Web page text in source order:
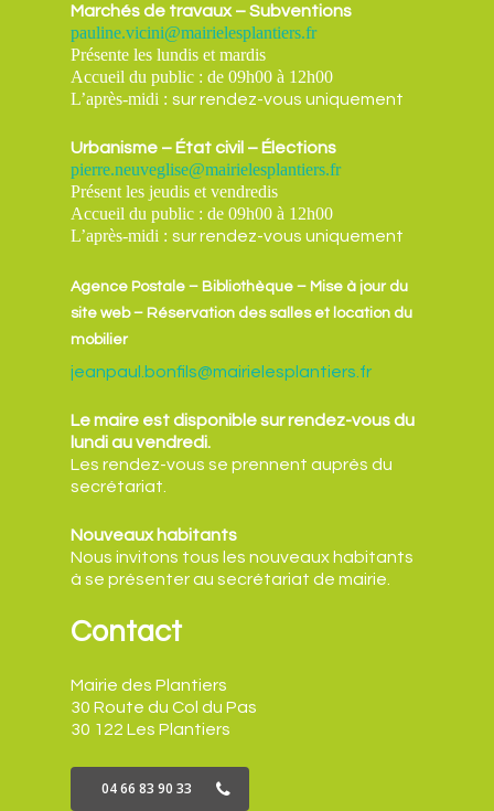
Marchés de travaux – Subventions
pauline.vicini@mairielesplantiers.fr
Présente les lundis et mardis
Accueil du public : de 09h00 à 12h00
L’après-midi :sur rendez-vous uniquement
Urbanisme – État civil – Élections
pierre.neuveglise@mairielesplantiers.fr
Présent les jeudis et vendredis
Accueil du public : de 09h00 à 12h00
L’après-midi :sur rendez-vous uniquement
Agence Postale – Bibliothèque – Mise à jour du
site web – Réservation des salles et location du
mobilier
jeanpaul.bonfils@mairielesplantiers.fr
Le maire est disponible sur rendez-vous du
lundi au vendredi.
Les rendez-vous se prennent auprès du
secrétariat.
Nouveaux habitants
Nous invitons tous les nouveaux habitants
à se présenter au secrétariat de mairie.
Contact
Mairie des Plantiers
30 Route du Col du Pas
30 122 Les Plantiers
04 66 83 90 33